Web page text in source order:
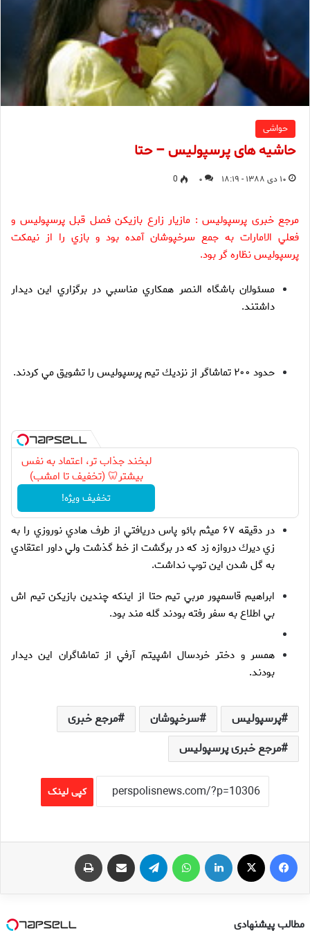
حواشی
حاشیه های پرسپولیس – حتا
۱۰ دی ۱۳۸۸ - ۱۸:۱۹ ۰ 0
مرجع خبری پرسپولیس : مازيار زارع بازيكن فصل قبل پرسپوليس و
فعلي الامارات به جمع سرخپوشان آمده بود و بازي را از نيمكت
پرسپوليس نظاره گر بود.
مسئولان باشگاه النصر همكاري مناسبي در برگزاري اين ديدار
داشتند.
حدود ۲۰۰ تماشاگر از نزديك تيم پرسپوليس را تشويق مي كردند.
لبخند جذاب تر، اعتماد به نفس
بیشتر🦷 (تخفیف تا امشب)
تخفیف ویژه!
در دقيقه ۶۷ ميثم بائو پاس دريافتي از طرف هادي نوروزي را به
زي ديرك دروازه زد كه در برگشت از خط گذشت ولي داور اعتقادي
به گل شدن اين توپ نداشت.
ابراهيم قاسمپور مربي تيم حتا از اينكه چندين بازيكن تيم اش
بي اطلاع به سفر رفته بودند گله مند بود.
همسر و دختر خردسال اشپيتم آرفي از تماشاگران اين ديدار
بودند.
پرسپولیس سرخپوشان
مرجع خبری
مرجع خبری پرسپولیس
کپی لینک
فیس بوک لینکدین واتس آپ تلگرام اشتراک گذاری از طریق ایمیل
مطالب پیشنهادی